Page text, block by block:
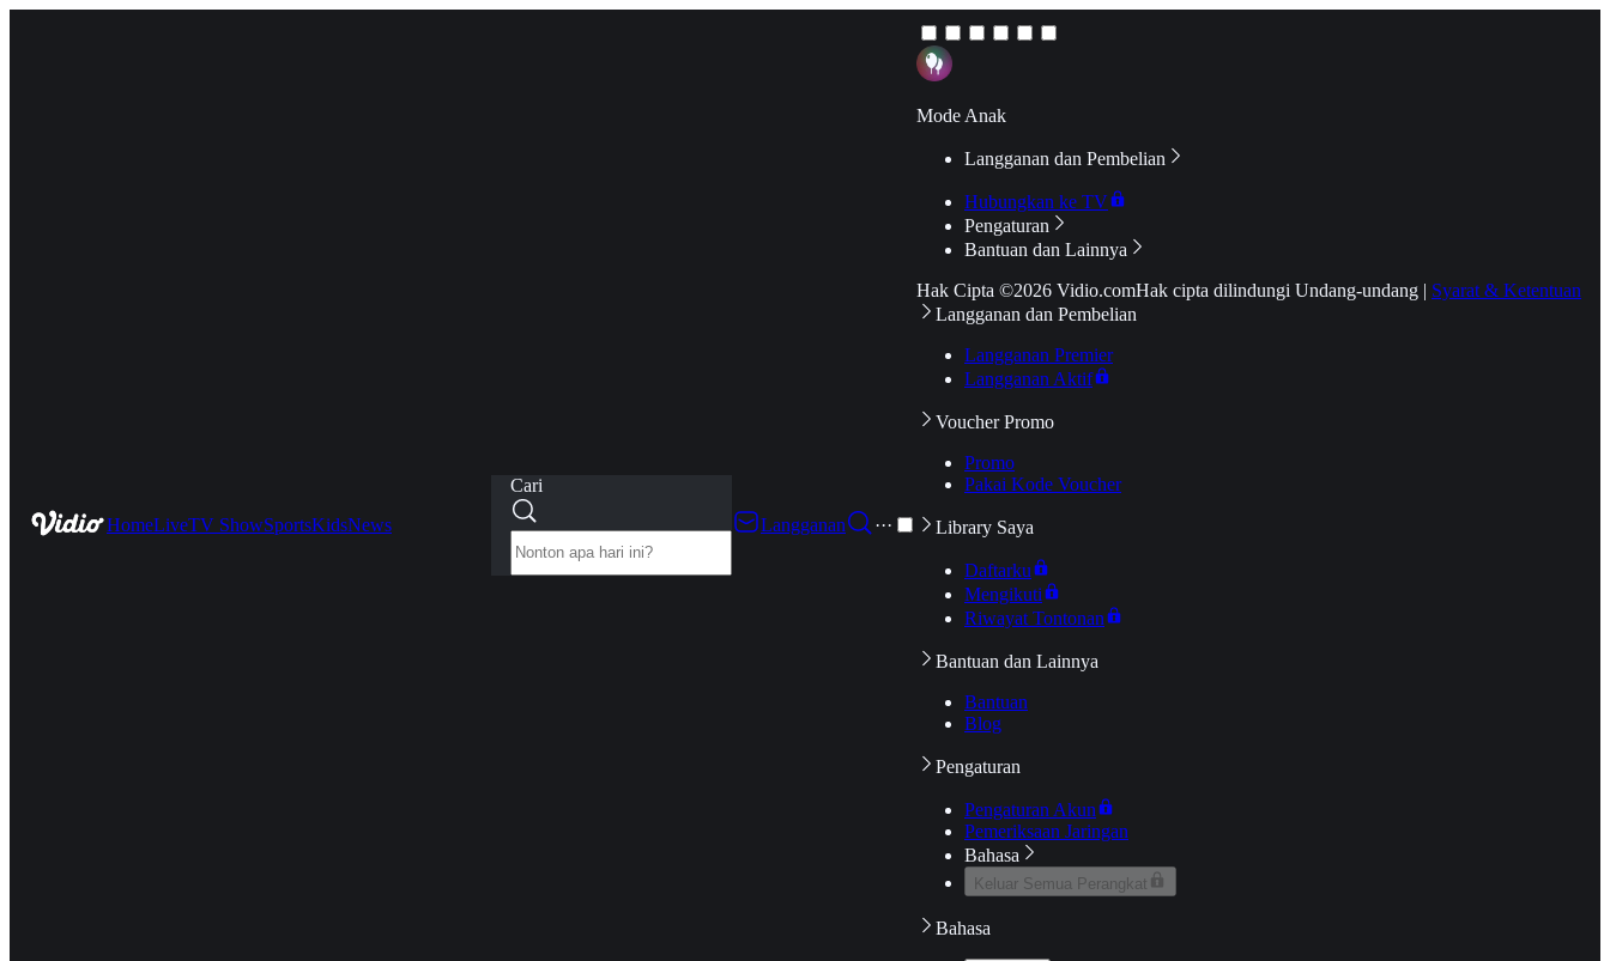
HomeLiveTV ShowSportsKidsNews
Cari
Langganan
···
Mode Anak
Langganan dan Pembelian
Hubungkan ke TV
Pengaturan
Bantuan dan Lainnya
Hak Cipta ©2026 Vidio.comHak cipta dilindungi Undang-undang | Syarat & Ketentuan
Langganan dan Pembelian
Langganan Premier
Langganan Aktif
Voucher Promo
Promo
Pakai Kode Voucher
Library Saya
Daftarku
Mengikuti
Riwayat Tontonan
Bantuan dan Lainnya
Bantuan
Blog
Pengaturan
Pengaturan Akun
Pemeriksaan Jaringan
Bahasa
Keluar Semua Perangkat
Bahasa